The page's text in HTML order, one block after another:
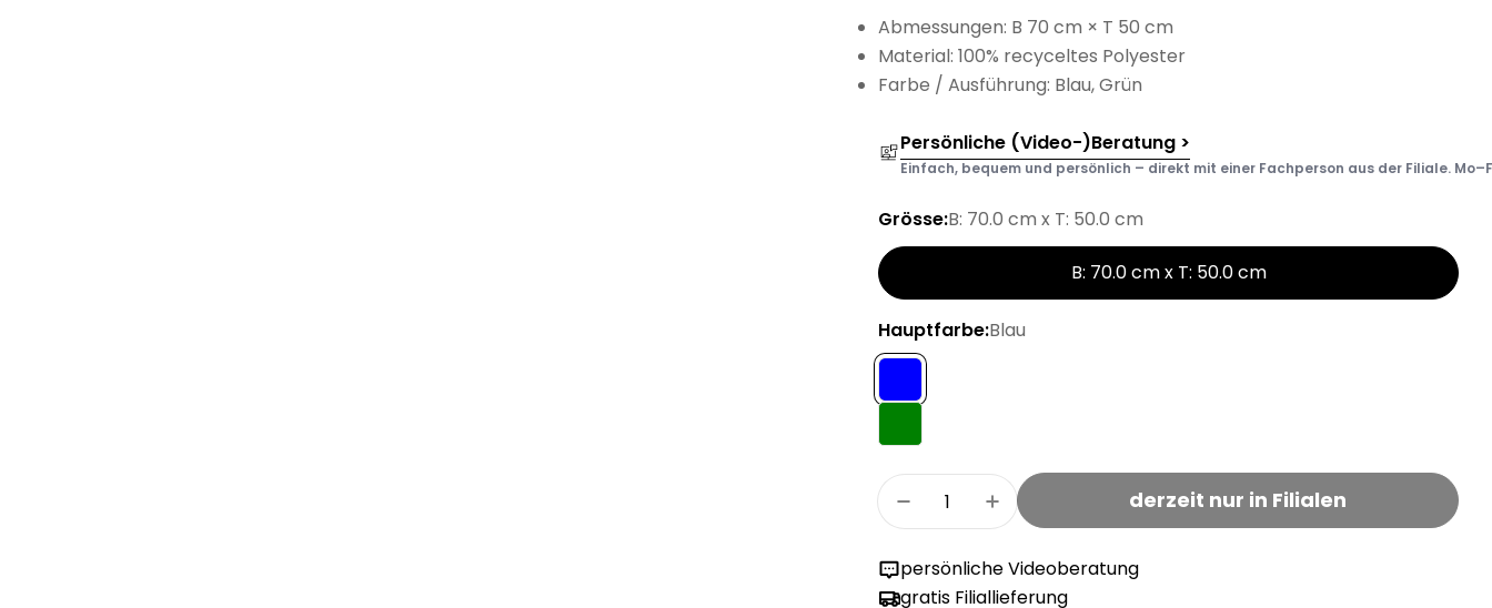
Abmessungen: B 70 cm × T 50 cm
Material: 100% recyceltes Polyester
Farbe / Ausführung: Blau, Grün
Persönliche (Video-)Beratung >
Einfach, bequem und persönlich – direkt mit einer Fachperson aus der Filiale. Mo–Fr
Grösse:B: 70.0 cm x T: 50.0 cm
B: 70.0 cm x T: 50.0 cm
Hauptfarbe:Blau
Menge
Menge für JORIS Fussmatte verringern
Menge für JORIS Fussmatte erhöhen
derzeit nur in Filialen
persönliche Videoberatung
gratis Filiallieferung